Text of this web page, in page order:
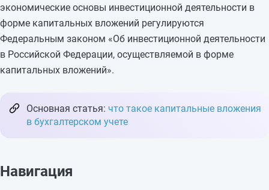
экономические основы инвестиционной деятельности в
форме капитальных вложений регулируются
Федеральным законом «Об инвестиционной деятельности
в Российской Федерации, осуществляемой в форме
капитальных вложений».
Основная статья: что такое капитальные вложения
в бухгалтерском учете
Навигация